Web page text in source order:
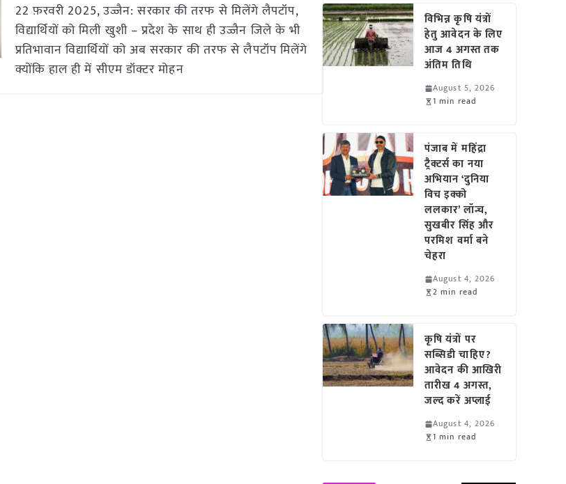
22 फ़रवरी 2025, उज्जैन: सरकार की तरफ से मिलेंगे लैपटॉप,
विद्यार्थियों को मिली खुशी – प्रदेश के साथ ही उज्जैन जिले के भी
प्रतिभावान विद्यार्थियों को अब सरकार की तरफ से लैपटॉप मिलेंगे
क्योंकि हाल ही में सीएम डॉक्टर मोहन
विभिन्न कृषि यंत्रों
हेतु आवेदन के लिए
आज 4 अगस्त तक
अंतिम तिथि
August 5, 2026
1 min read
पंजाब में महिंद्रा
ट्रैक्टर्स का नया
अभियान ‘दुनिया
विच इक्को
ललकार’ लॉन्च,
सुखबीर सिंह और
परमिश वर्मा बने
चेहरा
August 4, 2026
2 min read
कृषि यंत्रों पर
सब्सिडी चाहिए?
आवेदन की आखिरी
तारीख 4 अगस्त,
जल्द करें अप्लाई
August 4, 2026
1 min read